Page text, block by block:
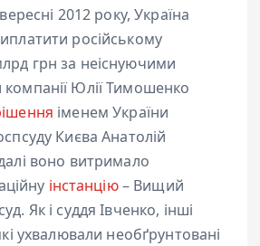
2012 року, Україна
російському
грн за неіснуючими
Юлії Тимошенко
іменем України
Києва Анатолій
воно витримало
інстанцію– Вищий
Як і суддя Івченко, інші
ухвалювали необґрунтовані